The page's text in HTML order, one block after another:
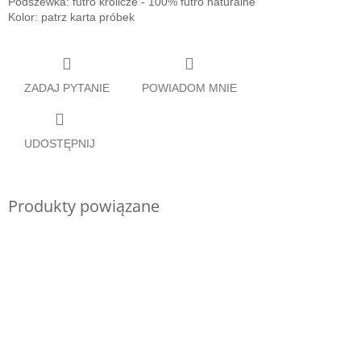
Kolor: patrz karta próbek
ZADAJ PYTANIE POWIADOM MNIE
UDOSTĘPNIJ
Produkty powiązane